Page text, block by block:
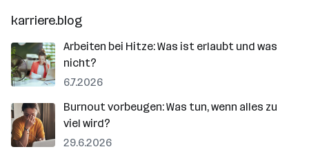
karriere.blog
Arbeiten bei Hitze: Was ist erlaubt und was
nicht?
6.7.2026
Burnout vorbeugen: Was tun, wenn alles zu
viel wird?
29.6.2026